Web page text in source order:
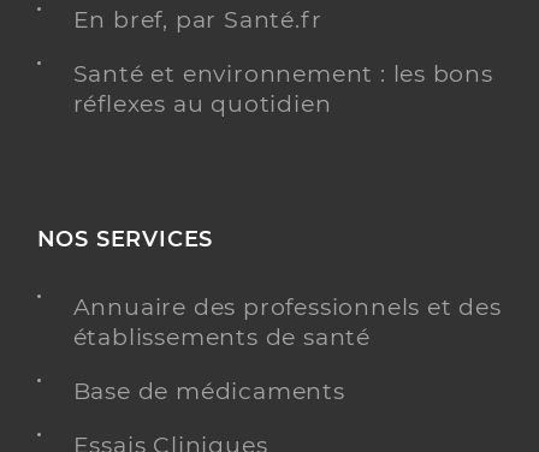
En bref, par Santé.fr
Santé et environnement : les bons
réflexes au quotidien
NOS SERVICES
Annuaire des professionnels et des
établissements de santé
Base de médicaments
Essais Cliniques